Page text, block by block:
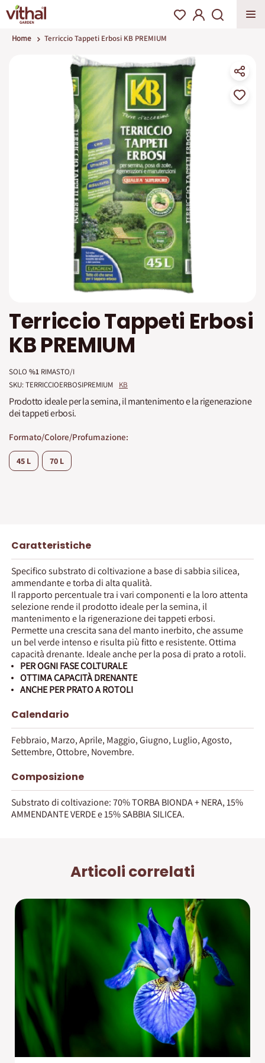
Home Terriccio Tappeti Erbosi KB PREMIUM
all'inizio
della
galleria
di
Terriccio Tappeti Erbosi
KB PREMIUM
SOLO %1 RIMASTO/I
SKU: TERRICCIOERBOSIPREMIUM KB
Prodotto ideale per la semina, il mantenimento e la rigenerazione
dei tappeti erbosi.
Formato/Colore/Profumazione
45 L 70 L
Caratteristiche
Specifico substrato di coltivazione a base di sabbia silicea,
ammendante e torba di alta qualità.
Il rapporto percentuale tra i vari componenti e la loro attenta
selezione rende il prodotto ideale per la semina, il
mantenimento e la rigenerazione dei tappeti erbosi.
Permette una crescita sana del manto inerbito, che assume
un bel verde intenso e risulta più fitto e resistente. Ottima
capacità drenante. Ideale anche per la posa di prato a rotoli.
PER OGNI FASE COLTURALE
OTTIMA CAPACITÀ DRENANTE
ANCHE PER PRATO A ROTOLI
Calendario
Febbraio, Marzo, Aprile, Maggio, Giugno, Luglio, Agosto,
Settembre, Ottobre, Novembre.
Composizione
Substrato di coltivazione: 70% TORBA BIONDA + NERA, 15%
AMMENDANTE VERDE e 15% SABBIA SILICEA.
Articoli correlati